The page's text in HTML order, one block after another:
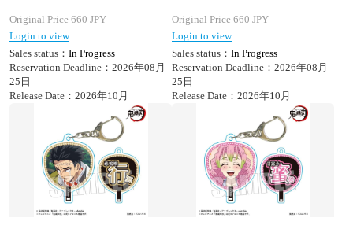
Original Price 660JPY
Login to view
Sales status： In Progress
Reservation Deadline：2026年08月
25日
Release Date：2026年10月
Original Price 660JPY
Login to view
Sales status： In Progress
Reservation Deadline：2026年08月
25日
Release Date：2026年10月